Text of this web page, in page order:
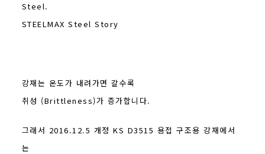
Steel.
STEELMAX Steel Story
강재는 온도가 내려가면 갈수록
취성 (Brittleness)가 증가합니다.
그래서 2016.12.5 개정 KS D3515 용접 구조용 강재에서
는